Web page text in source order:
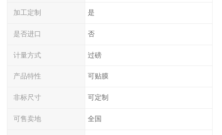
加工定制 是
是否进口 否
计量方式 过磅
产品特性 可贴膜
非标尺寸 可定制
可售卖地 全国